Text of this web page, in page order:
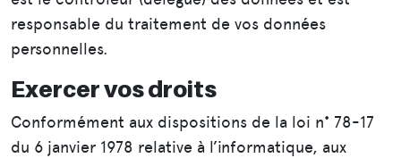
responsable du traitement de vos données
personnelles.
Exercer vos droits
Conformément aux dispositions de la loi n° 78-17
du 6 janvier 1978 relative à l’informatique, aux